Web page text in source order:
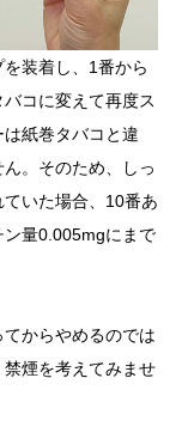
装着し、1番から
コに変えて再度ス
紙巻タバコと違
。そのため、しっ
いた場合、10番あ
ン量0.005mgにまで
からやめるのでは
煙を考えてみませ